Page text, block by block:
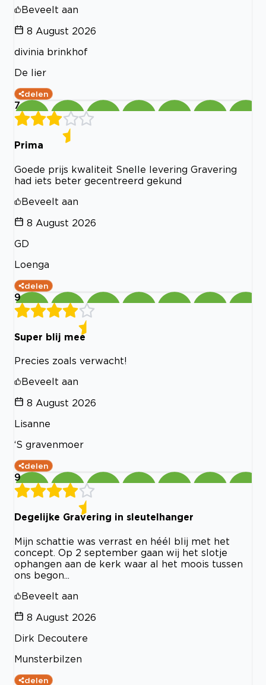
Beveelt aan
8 August 2026
divinia brinkhof
De lier
delen
7
Prima
Goede prijs kwaliteit Snelle levering Gravering
had iets beter gecentreerd gekund
Beveelt aan
8 August 2026
GD
Loenga
delen
9
Super blij mee
Precies zoals verwacht!
Beveelt aan
8 August 2026
Lisanne
‘S gravenmoer
delen
9
Degelijke Gravering in sleutelhanger
Mijn schattie was verrast en héél blij met het
concept. Op 2 september gaan wij het slotje
ophangen aan de kerk waar al het moois tussen
ons begon...
Beveelt aan
8 August 2026
Dirk Decoutere
Munsterbilzen
delen